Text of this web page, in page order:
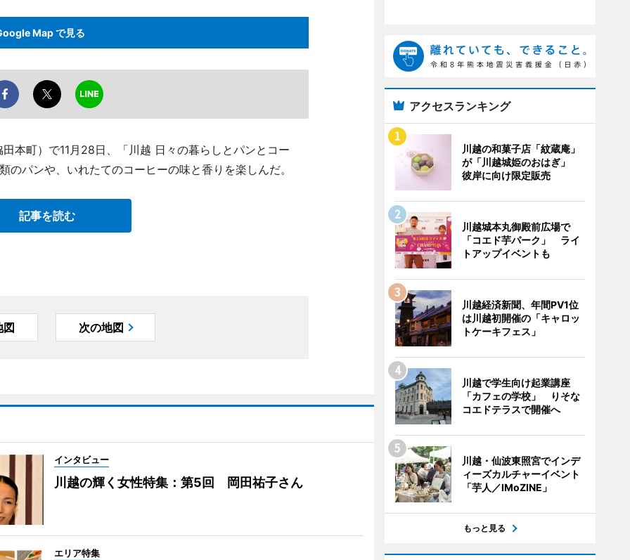
Map で見る
本町）で11月28日、「川越 日々の暮らしとパンとコー
パンや、いれたてのコーヒーの味と香りを楽しんだ。
記事を読む
図 次の地図
インタビュー
川越の輝く女性特集：第5回 岡田祐子さん
エリア特集
アクセスランキング
川越の和菓子店「紋蔵庵」
が「川越城姫のおはぎ」
彼岸に向け限定販売
川越城本丸御殿前広場で
「コエド芋パーク」 ライ
トアップイベントも
川越経済新聞、年間PV1位
は川越初開催の「キャロッ
トケーキフェス」
川越で学生向け起業講座
「カフェの学校」 りそな
コエドテラスで開催へ
川越・仙波東照宮でインデ
ィーズカルチャーイベント
「芋人／IMoZINE」
もっと見る